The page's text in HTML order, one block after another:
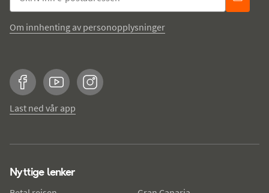
Om innhenting av personopplysninger
FacebookYouTubeInstagram
Last ned vår app
Nyttige lenker